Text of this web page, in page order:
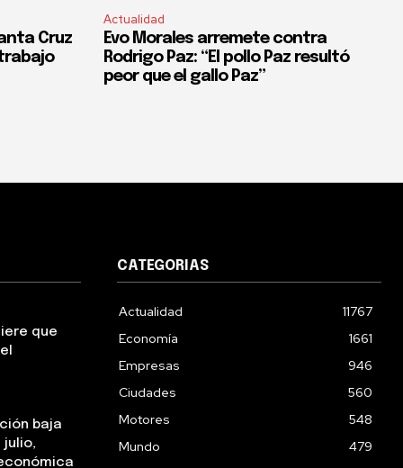
Cruz
Actualidad
Evo Morales arremete contra
Rodrigo Paz: “El pollo Paz resultó
peor que el gallo Paz”
que
baja
julio,
CATEGORIAS
Actualidad
11767
Economía
1661
Empresas
946
Ciudades
560
Motores
548
Mundo
479